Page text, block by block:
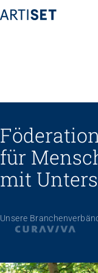
für
mit
Unsere